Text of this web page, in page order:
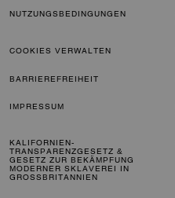
NUTZUNGSBEDINGUNGEN
COOKIES VERWALTEN
BARRIEREFREIHEIT
IMPRESSUM
KALIFORNIEN-
TRANSPARENZGESETZ &
GESETZ ZUR BEKÄMPFUNG
MODERNER SKLAVEREI IN
GROSSBRITANNIEN